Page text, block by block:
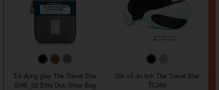
#000000#964B00
Túi đựng giày The Travel Star
SHB_02 Elite Duo Shoe Bag
Gối cổ du lịch The Travel Star
TC360